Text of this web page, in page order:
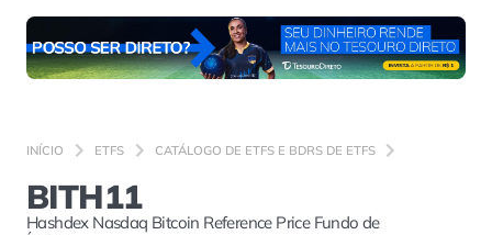
INÍCIO ETFS CATÁLOGO DE ETFS E BDRS DE ETFS
BITH11
Hashdex Nasdaq Bitcoin Reference Price Fundo de